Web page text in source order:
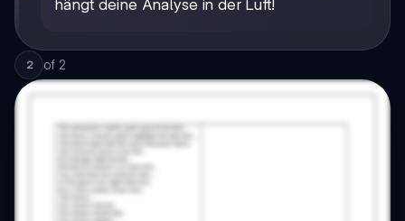
hängt deine Analyse in der Luft!
2 of 2